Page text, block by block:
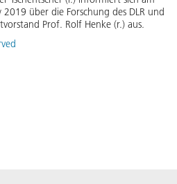
2019 über die Forschung des DLR und
Prof. Rolf Henke (r.) aus.